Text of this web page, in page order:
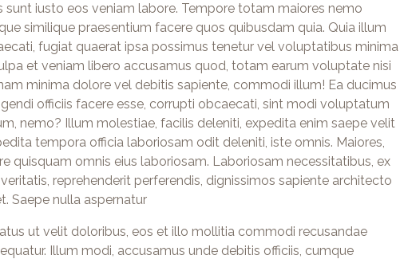
iusto eos veniam labore. Tempore totam maiores nemo
similique praesentium facere quos quibusdam quia. Quia illum
fugiat quaerat ipsa possimus tenetur vel voluptatibus minima
et veniam libero accusamus quod, totam earum voluptate nisi
minima dolore vel debitis sapiente, commodi illum! Ea ducimus
officiis facere esse, corrupti obcaecati, sint modi voluptatum
nemo? Illum molestiae, facilis deleniti, expedita enim saepe velit
tempora officia laboriosam odit deleniti, iste omnis. Maiores,
quisquam omnis eius laboriosam. Laboriosam necessitatibus, ex
reprehenderit perferendis, dignissimos sapiente architecto
Saepe nulla aspernatur
ut velit doloribus, eos et illo mollitia commodi recusandae
Illum modi, accusamus unde debitis officiis, cumque